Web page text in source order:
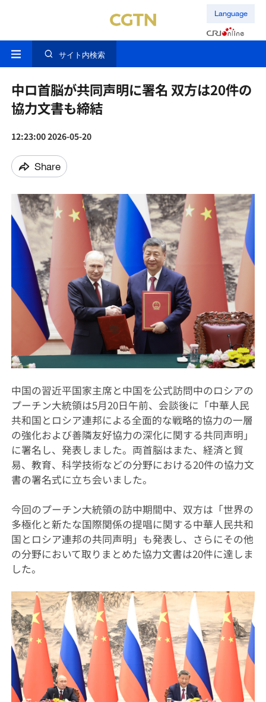
Language
サイト内検索
中ロ首脳が共同声明に署名 双方は20件の
協力文書も締結
12:23:00 2026-05-20
Share
中国の習近平国家主席と中国を公式訪問中のロシアの
プーチン大統領は5月20日午前、会談後に「中華人民
共和国とロシア連邦による全面的な戦略的協力の一層
の強化および善隣友好協力の深化に関する共同声明」
に署名し、発表しました。両首脳はまた、経済と貿
易、教育、科学技術などの分野における20件の協力文
書の署名式に立ち会いました。
今回のプーチン大統領の訪中期間中、双方は「世界の
多極化と新たな国際関係の提唱に関する中華人民共和
国とロシア連邦の共同声明」も発表し、さらにその他
の分野において取りまとめた協力文書は20件に達しま
した。